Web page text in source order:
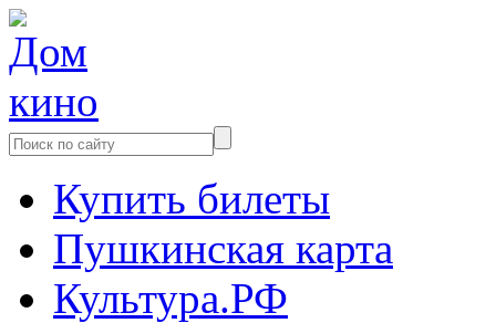
Купить билеты
Пушкинская карта
Культура.РФ